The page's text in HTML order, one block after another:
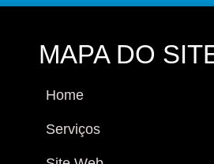
MAPA DO
Home
Serviços